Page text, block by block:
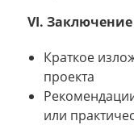
VI. Заключение
Краткое
проекта
или